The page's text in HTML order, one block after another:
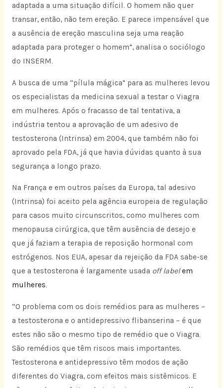
adaptada a uma situação difícil. O homem não quer
transar, então, não tem ereção. E parece impensável que
a ausência de ereção masculina seja uma reação
adaptada para proteger o homem”, analisa o sociólogo
do INSERM.
A busca de uma “pílula mágica” para as mulheres levou
os especialistas da medicina sexual a testar o Viagra
em mulheres. Após o fracasso de tal tentativa, a
indústria tentou a aprovação de um adesivo de
testosterona (Intrinsa) em 2004, que também não foi
aprovado pela FDA, já que havia dúvidas quanto à sua
segurança a longo prazo.
Na França e em outros países da Europa, tal adesivo
(Intrinsa) foi aceito pela agência europeia de regulação
para casos muito circunscritos, como mulheres com
menopausa cirúrgica, que têm ausência de desejo e
que já faziam a terapia de reposição hormonal com
estrógenos. Nos EUA, apesar da rejeição da FDA sabe-se
que a testosterona é largamente usada off label em
mulheres.
“O problema com os dois remédios para as mulheres –
a testosterona e o antidepressivo flibanserina – é que
estes não são o mesmo tipo de remédio que o Viagra.
São remédios que têm riscos mais importantes.
Testosterona e antidepressivo têm modos de ação
diferentes do Viagra, com efeitos mais sistêmicos. E